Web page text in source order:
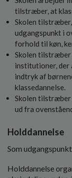
tilstræber, at
Skolen tilstræber,
udgangspunkt i
forhold til køn,
Skolen tilstræber
institutioner, der
indtryk af
klassedannelse.
Skolen tilstræber
ud fra
Holddannelse
Som
Holddannelse